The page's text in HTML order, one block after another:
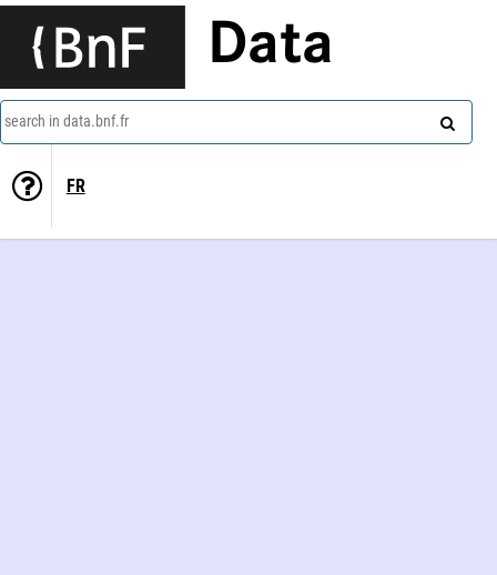
Data
search in data.bnf.fr
FR